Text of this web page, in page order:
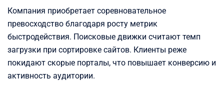
Компания приобретает соревновательное
превосходство благодаря росту метрик
быстродействия. Поисковые движки считают темп
загрузки при сортировке сайтов. Клиенты реже
покидают скорые порталы, что повышает конверсию и
активность аудитории.